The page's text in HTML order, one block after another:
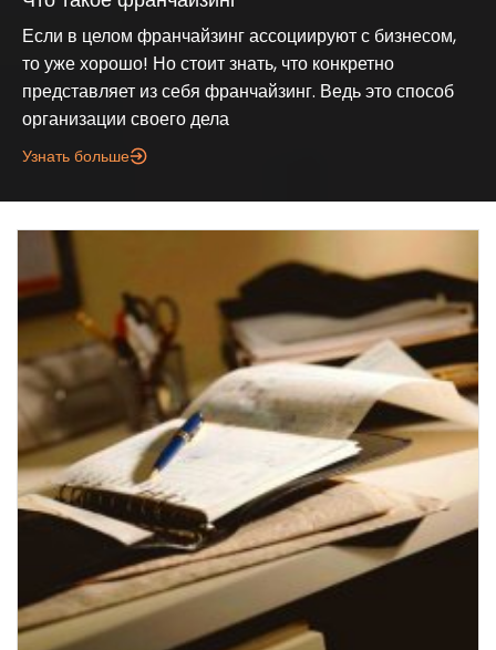
Если в целом франчайзинг ассоциируют с бизнесом,
то уже хорошо! Но стоит знать, что конкретно
представляет из себя франчайзинг. Ведь это способ
организации своего дела
Узнать больше